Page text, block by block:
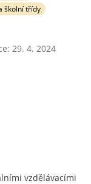
školní třídy
29. 4. 2024
vzdělávacími